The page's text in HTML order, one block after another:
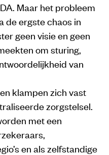
Maar het probleem
de ergste chaos in
geen visie en geen
om sturing,
van
klampen zich vast
zorgstelsel.
met een
en als zelfstandige